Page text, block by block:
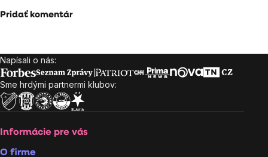
Pridať komentár
Zápätie
Napísali o nás:
Sme hrdými partnermi klubov:
Informácie pre vás
O firme